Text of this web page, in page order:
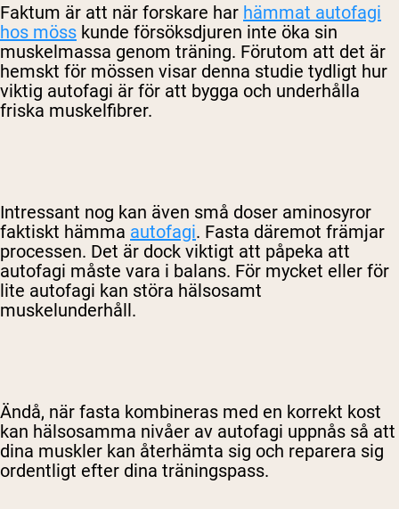
Faktum är att när forskare har hämmat autofagi
hos möss kunde försöksdjuren inte öka sin
muskelmassa genom träning. Förutom att det är
hemskt för mössen visar denna studie tydligt hur
viktig autofagi är för att bygga och underhålla
friska muskelfibrer.
Intressant nog kan även små doser aminosyror
faktiskt hämma autofagi. Fasta däremot främjar
processen. Det är dock viktigt att påpeka att
autofagi måste vara i balans. För mycket eller för
lite autofagi kan störa hälsosamt
muskelunderhåll.
Ändå, när fasta kombineras med en korrekt kost
kan hälsosamma nivåer av autofagi uppnås så att
dina muskler kan återhämta sig och reparera sig
ordentligt efter dina träningspass.
Handla Nu